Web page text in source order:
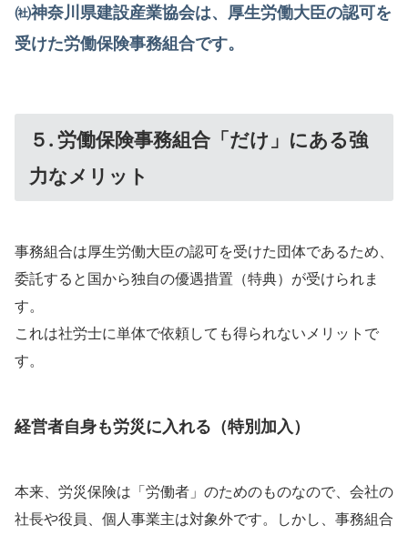
㈳神奈川県建設産業協会は、厚生労働大臣の認可を
受けた労働保険事務組合です。
５. 労働保険事務組合「だけ」にある強
力なメリット
事務組合は厚生労働大臣の認可を受けた団体であるため、
委託すると国から独自の優遇措置（特典）が受けられま
す。
これは社労士に単体で依頼しても得られないメリットで
す。
経営者自身も労災に入れる（特別加入）
本来、労災保険は「労働者」のためのものなので、会社の
社長や役員、個人事業主は対象外です。しかし、事務組合